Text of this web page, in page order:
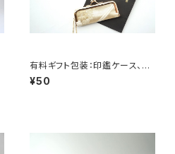
有料ギフト包装：印鑑ケース、ミ
ニジュエリケース用ミニショッピ
ングバック
¥50